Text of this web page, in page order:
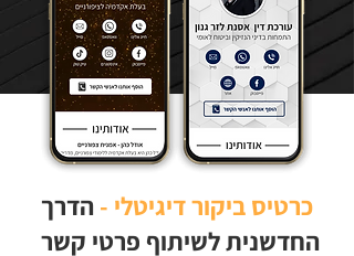
כרטיס ביקור דיגיטלי - הדרך
החדשנית לשיתוף פרטי קשר